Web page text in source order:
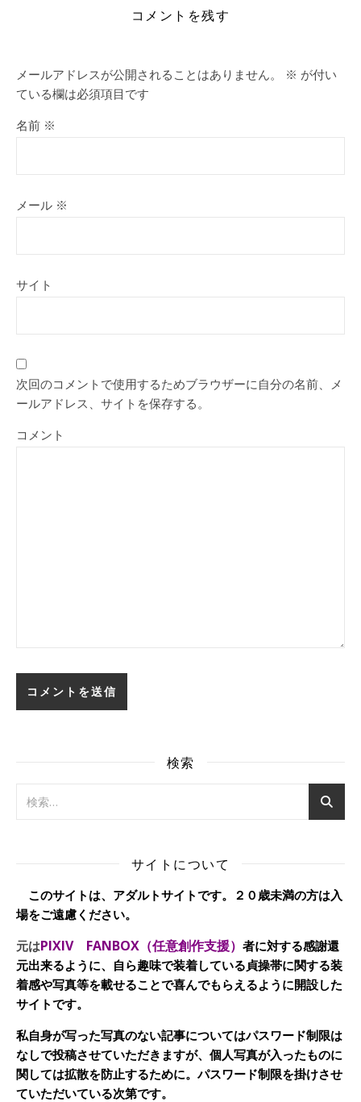
コメントを残す
メールアドレスが公開されることはありません。 ※ が付い
ている欄は必須項目です
名前 ※
メール ※
サイト
次回のコメントで使用するためブラウザーに自分の名前、メ
ールアドレス、サイトを保存する。
コメント
検索
サイトについて
このサイトは、アダルトサイトです。２０歳未満の方は入
場をご遠慮ください。
元はPIXIV FANBOX（任意創作支援） 者に対する感謝還
元出来るように、自ら趣味で装着している貞操帯に関する装
着感や写真等を載せることで喜んでもらえるように開設した
サイトです。
私自身が写った写真のない記事についてはパスワード制限は
なしで投稿させていただきますが、個人写真が入ったものに
関しては拡散を防止するために。パスワード制限を掛けさせ
ていただいている次第です。